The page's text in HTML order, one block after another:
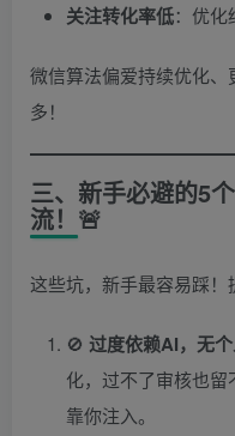
关注转化率低：优化
微信算法偏爱持续优化
多！
三、新手必避的5
流！🚨
这些坑，新手最容易踩！
🚫 过度依赖AI，无
化，过不了审核也
靠你注入。